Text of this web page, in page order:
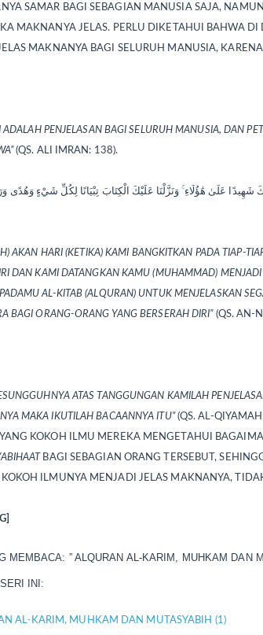
SAMAR BAGI SEBAGIAN MANUSIA SAJA,
MAKNANYA JELAS. PERLU DIKETAHUI BAHWA
MAKNANYA BAGI SELURUH MANUSIA,
ADALAH PENJELASAN BAGI SELURUH MANUSIA, DAN
(QS. ALI IMRAN: 138).
AKAN HARI (KETIKA) KAMI BANGKITKAN PADA TIAP-
DAN KAMI DATANGKAN KAMU (MUHAMMAD)
AL-KITAB (ALQURAN) UNTUK MENJELASKAN
BAGI ORANG-ORANG YANG BERSERAH DIRI” (QS. AN-
ATAS TANGGUNGAN KAMILAH
MAKA IKUTILAH BACAANNYA ITU”(QS. AL-
KOKOH ILMU MEREKA MENGETAHUI
BAGI SEBAGIAN ORANG TERSEBUT,
ILMUNYA MENJADI JELAS MAKNANYA,
MEMBACA: ” ALQURAN AL-KARIM, MUHKAM DAN
INI:
AL-KARIM, MUHKAM DAN MUTASYABIH (1)